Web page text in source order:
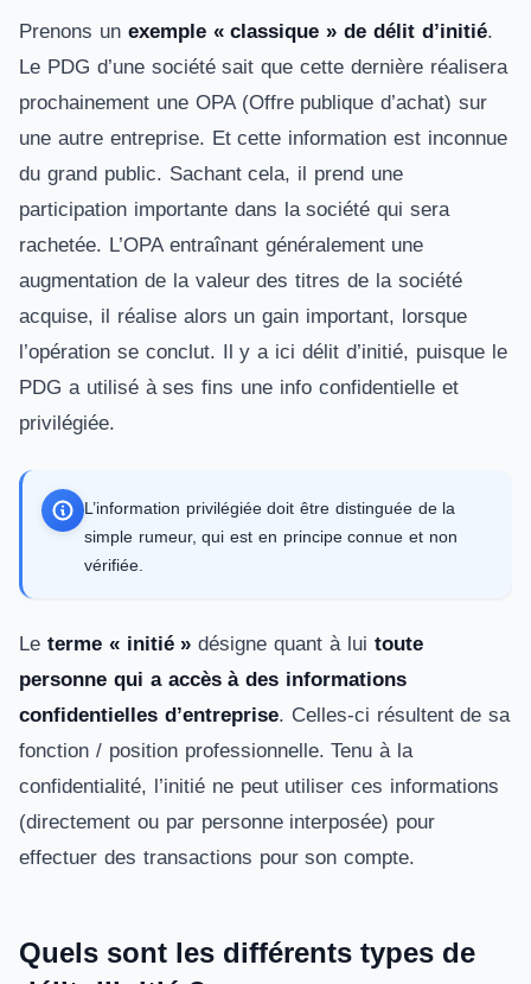
Prenons un exemple « classique » de délit d’initié.
Le PDG d’une société sait que cette dernière réalisera
prochainement une OPA (Offre publique d’achat) sur
une autre entreprise. Et cette information est inconnue
du grand public. Sachant cela, il prend une
participation importante dans la société qui sera
rachetée. L’OPA entraînant généralement une
augmentation de la valeur des titres de la société
acquise, il réalise alors un gain important, lorsque
l’opération se conclut. Il y a ici délit d’initié, puisque le
PDG a utilisé à ses fins une info confidentielle et
privilégiée.
L’information privilégiée doit être distinguée de la
simple rumeur, qui est en principe connue et non
vérifiée.
Le terme « initié » désigne quant à lui toute
personne qui a accès à des informations
confidentielles d’entreprise. Celles-ci résultent de sa
fonction / position professionnelle. Tenu à la
confidentialité, l’initié ne peut utiliser ces informations
(directement ou par personne interposée) pour
effectuer des transactions pour son compte.
Quels sont les différents types de